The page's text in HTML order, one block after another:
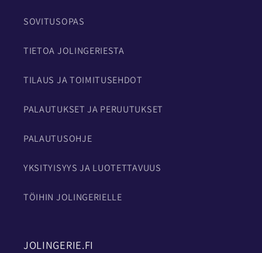
SOVITUSOPAS
TIETOA JOLINGERIESTA
TILAUS JA TOIMITUSEHDOT
PALAUTUKSET JA PERUUTUKSET
PALAUTUSOHJE
YKSITYISYYS JA LUOTETTAVUUS
TÖIHIN JOLINGERIELLE
JOLINGERIE.FI